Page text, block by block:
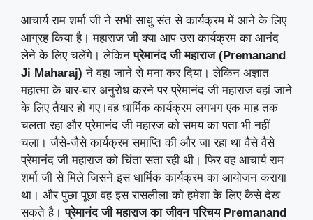
आचार्य राम शर्मा जी ने सभी साधु संत से कार्यक्रम में आने के लिए
आग्रह किया है। महाराज जी क्या आप उस कार्यक्रम का आनंद
लेने के लिए चलेंगे। लेकिनप्रेमानंद जी महाराज (Premanand
Ji Maharaj) ने वहा जाने से मना कर दिया। लेकिन अज्ञात
महात्मा के बार-बार अनुरोध करने पर प्रेमानंद जी महाराज वहां जाने
के लिए तैयार हो गए।वह धार्मिक कार्यक्रम लगभग एक माह तक
चलता रहा और प्रेमानंद जी महारज को समय का पता भी नहीं
चला। जैसे-जैसे कार्यक्रम समाप्ति की और जा रहा था वैसे वैसे
प्रेमानंद जी महाराज को चिंता सता रही थी। फिर वह आचार्य राम
शर्मा जी से मिले जिसने इस धार्मिक कार्यक्रम का आयोजन कराया
था। और पुछा पूछा वह इस रासलीला को हमेशा के लिए कैसे देख
सकते है।प्रेमानंद जीमहाराज का जीवन परिचय Premanand